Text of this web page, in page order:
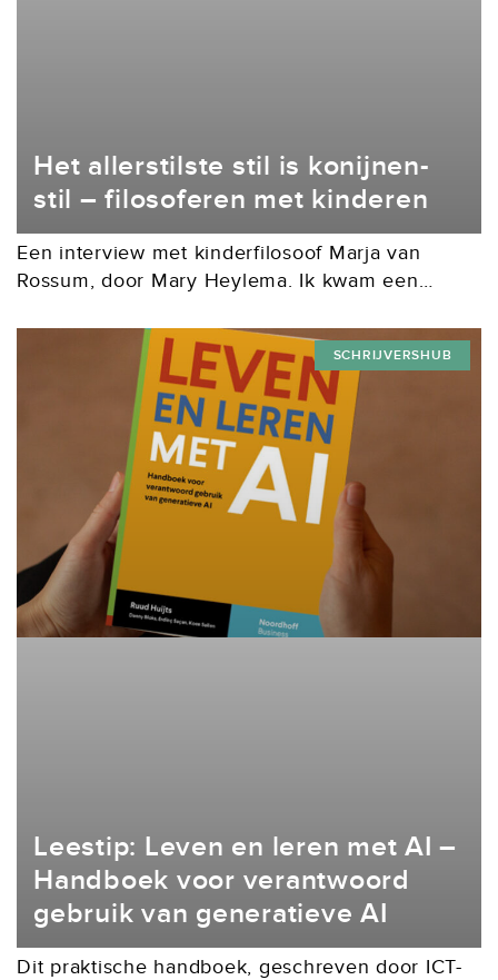
Het allerstilste stil is konijnen-
stil – filosoferen met kinderen
Een interview met kinderfilosoof Marja van
Rossum, door Mary Heylema. Ik kwam een
komen vertellen. Een jongen stak meteen zijn
hand op. ‘Mevrouw,’...
Leestip: Leven en leren met AI –
Handboek voor verantwoord
gebruik van generatieve AI
Dit praktische handboek, geschreven door ICT-
SCHRIJVERSHUB